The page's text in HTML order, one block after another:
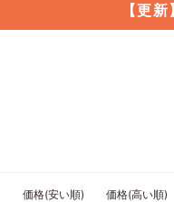
【更
価格(安い順) 価格(高い順)